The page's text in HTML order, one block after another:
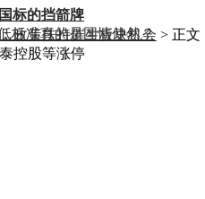
标的挡箭牌
标准真的是国情使然？
政策扶持催生板块机会 > 正文
控股等涨停